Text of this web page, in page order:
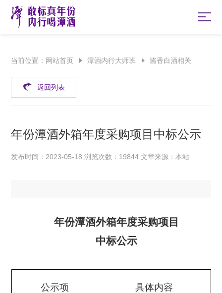
当前位置： 网站首页 潭酒内行大师班 酱香白酒相关
返回列表
年份潭酒外箱年度采购项目中标公示
发布时间：2023-05-18 浏览次数：19844 文章来源：本站
年份潭酒外箱年度采购项目
中标公示
公示项 具体内容